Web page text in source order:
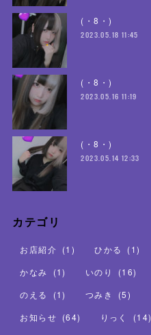
(・8・)
2023.05.18 11:45
(・8・)
2023.05.16 11:19
(・8・)
2023.05.14 12:33
カテゴリ
お店紹介 (1 ) ひかる (1)
かなみ
(1) いのり (16)
のえる
(1) つみき (5)
お知らせ (64) りっく (14)